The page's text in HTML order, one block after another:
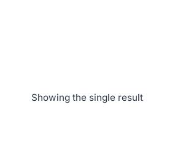
Showing the single result